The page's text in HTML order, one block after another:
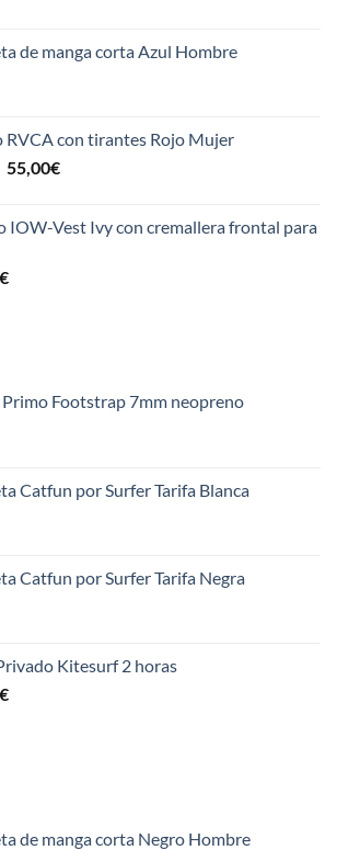
de manga corta Azul Hombre
RVCA con tirantes Rojo Mujer
El
era:
55,00€El
es:
IOW-Vest Ivy con cremallera frontal para
€
Footstrap 7mm neopreno
Catfun por Surfer Tarifa Blanca
Catfun por Surfer Tarifa Negra
Kitesurf 2 horas
€
de manga corta Negro Hombre